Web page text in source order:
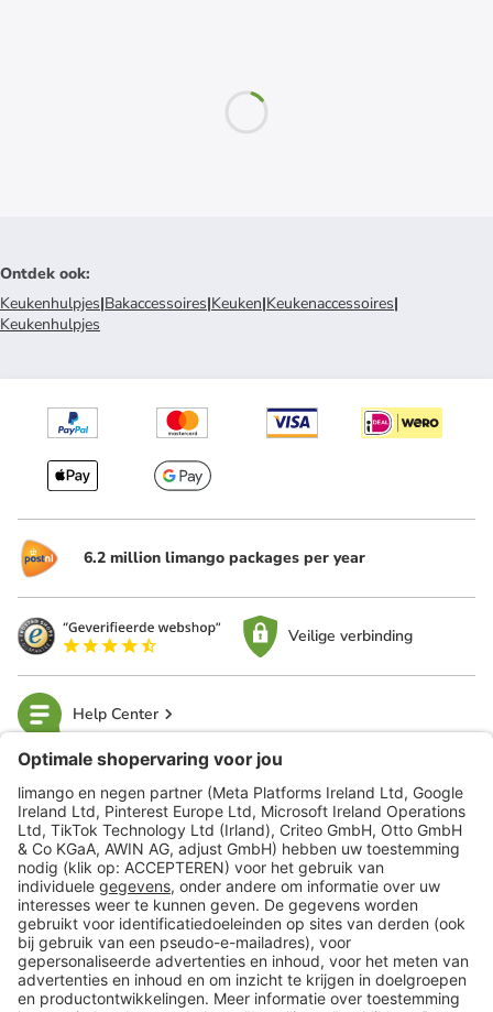
Ontdek ook:
Keukenhulpjes|Bakaccessoires|Keuken|Keukenaccessoires|
Keukenhulpjes
6.2 million limango packages per year
Veilige verbinding
Help Center
limango
Veilig winkelen
Klantenservice
Shop
Acties